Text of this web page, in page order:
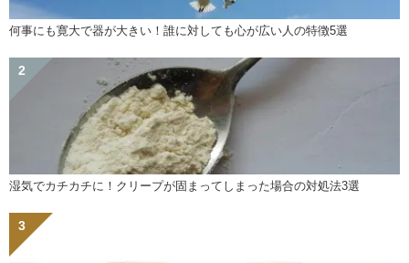
何事にも寛大で器が大きい！誰に対しても心が広い人の特徴5選
湿気でカチカチに！クリープが固まってしまった場合の対処法3選